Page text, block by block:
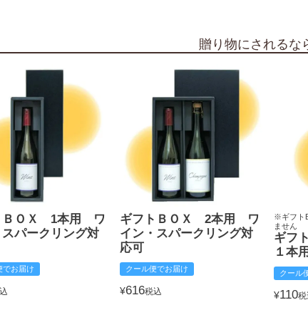
贈り物にされるな
ＢＯＸ 1本用 ワ
パークリング対
でお届け
ギフトＢＯＸ 2本用 ワ
イン・スパークリング対
応可
クール便でお届け
¥616税込
※ギフト
ません
ギフ
１本
クール
¥110税